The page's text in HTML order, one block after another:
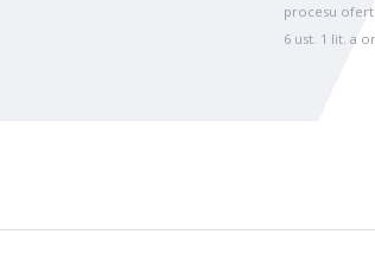
procesu
6 ust. 1 lit. a